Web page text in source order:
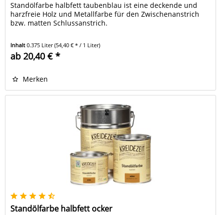
Standölfarbe halbfett taubenblau ist eine deckende und
harzfreie Holz und Metallfarbe für den Zwischenanstrich
bzw. matten Schlussanstrich.
Inhalt0.375 Liter(54,40 € * / 1 Liter)
ab 20,40 € *
Merken
Standölfarbe halbfett ocker